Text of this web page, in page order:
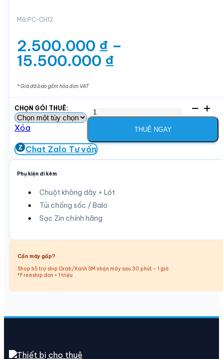
Mã: PC-CH12
2.500.000 ₫ –
15.500.000 ₫
2.500.000 ₫
đến
15.500.000 ₫
* Giá đã bao gồm hóa đơn VAT
Xóa
thuê
Render,
Gaming,
Thiết
13900F,
Ram
64GB,
Màn
lượng
THUÊ NGAY
Chat Zalo Tư vấn
Phụ kiện đi kèm
Chuột không dây + Lót
Túi chống sốc / Balo
Sạc Zin chính hãng
Cần máy gấp?
Shop hỗ trợ ship Grab/Xanh SM nhận máy sau 30 phút – 1 giờ.
*Freeship đơn > 1 triệu